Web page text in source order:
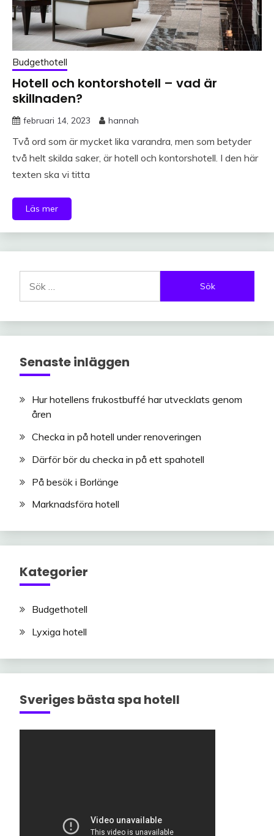
Budgethotell
Hotell och kontorshotell – vad är
skillnaden?
februari 14, 2023 hannah
Två ord som är mycket lika varandra, men som betyder
två helt skilda saker, är hotell och kontorshotell. I den här
texten ska vi titta
Läs mer
efter:
Senaste inläggen
Hur hotellens frukostbuffé har utvecklats genom
åren
Checka in på hotell under renoveringen
Därför bör du checka in på ett spahotell
På besök i Borlänge
Marknadsföra hotell
Kategorier
Budgethotell
Lyxiga hotell
Sveriges bästa spa hotell